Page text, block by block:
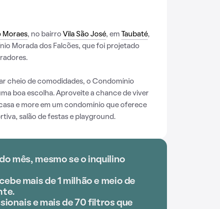
Moraes, no bairro Vila São José, em Taubaté,
Morada dos Falcões, que foi projetado
cheio de comodidades, o Condomínio
boa escolha. Aproveite a chance de viver
e more em um condomínio que oferece
salão de festas e playground.
mês, mesmo se o inquilino
mais de 1 milhão e meio de
e mais de 70 filtros que